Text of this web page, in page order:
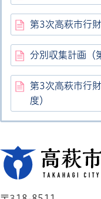
第3次高萩市行
分別収集計画（
第3次高萩市行
度）